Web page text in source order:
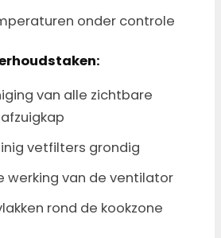
onder controle
van alle zichtbare
vetfilters grondig
werking van de ventilator
rond de kookzone